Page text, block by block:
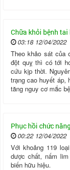
Chữa khỏi bệnh
03:18 12/04/2022
Theo khảo sát của
đột quỵ thì có tới
cứu kịp thời.
trạng cao huyết áp,
tăng nguy cơ mắc
Phục hồi chức
00:22 12/04/2022
Với khoảng 119
dược chất, nấm
biến hữu hiệu.